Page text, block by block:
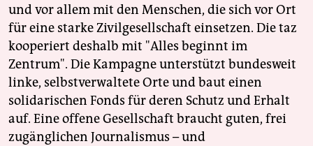
und vor allem mit den Menschen, die sich vor Ort
für eine starke Zivilgesellschaft einsetzen. Die taz
kooperiert deshalb mit "Alles beginnt im
Zentrum". Die Kampagne unterstützt bundesweit
linke, selbstverwaltete Orte und baut einen
solidarischen Fonds für deren Schutz und Erhalt
auf. Eine offene Gesellschaft braucht guten, frei
zugänglichen Journalismus – und